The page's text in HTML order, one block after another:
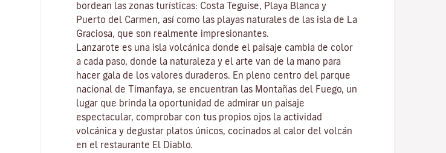
bordean las zonas turísticas: Costa Teguise Playa Blanca y
Puerto del Carmen , así como las playas naturales de las isla de
La
Graciosa , que son realmente impresionantes.
Lanzarote es una isla volcánica donde el paisaje cambia de color
a cada paso, donde la naturaleza y el arte van de la mano para
hacer gala de los valores duraderos. En pleno centro del parque
nacional de Timanfaya , se encuentran las Montañas del Fuego , un
lugar que brinda la oportunidad de admirar un paisaje
espectacular, comprobar con tus propios ojos la actividad
volcánica y degustar platos únicos, cocinados al calor del volcán
en el restaurante El Diablo.